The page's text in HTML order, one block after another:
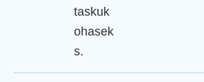
taskuk
ohasek
s.